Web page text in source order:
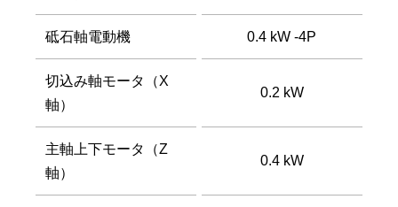
砥石軸電動機 0.4 kW -4P
切込み軸モータ（X
軸）
0.2 kW
主軸上下モータ（Z
軸）
0.4 kW